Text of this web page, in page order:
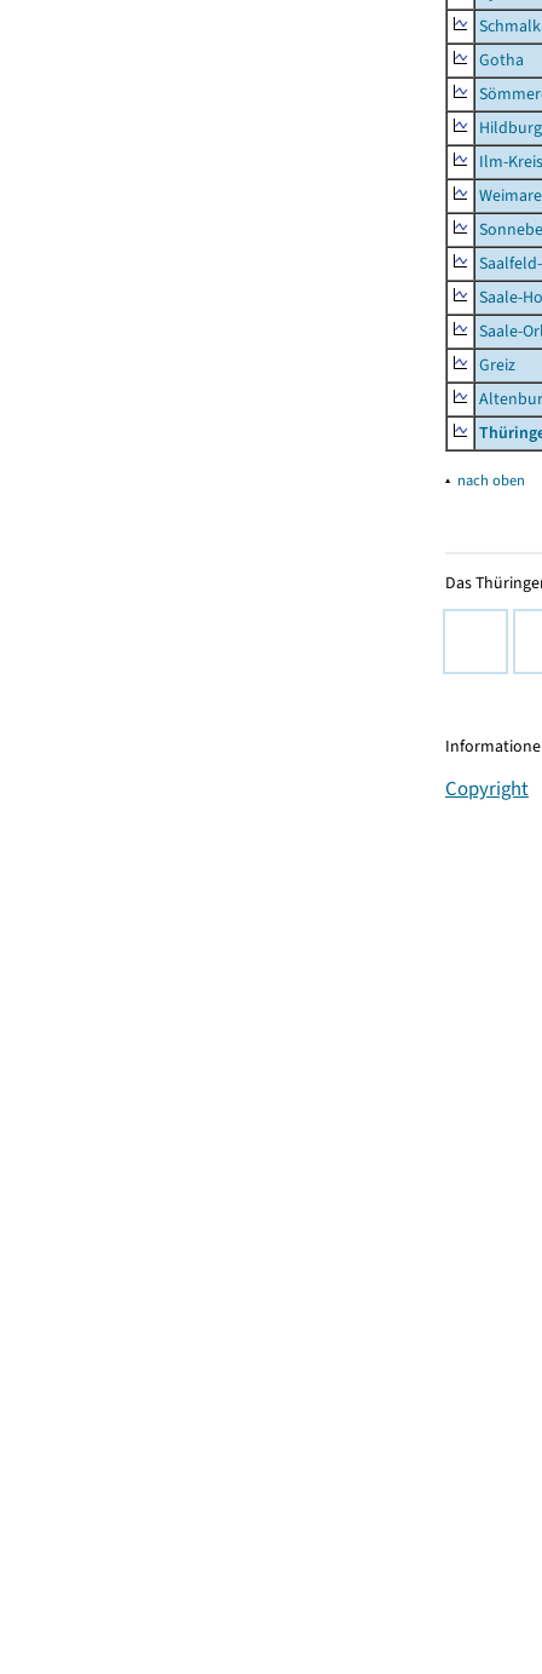
Gotha
Ilm-Kreis
Saale-
Saale-
Greiz
▴ nach oben
Das
Copyright